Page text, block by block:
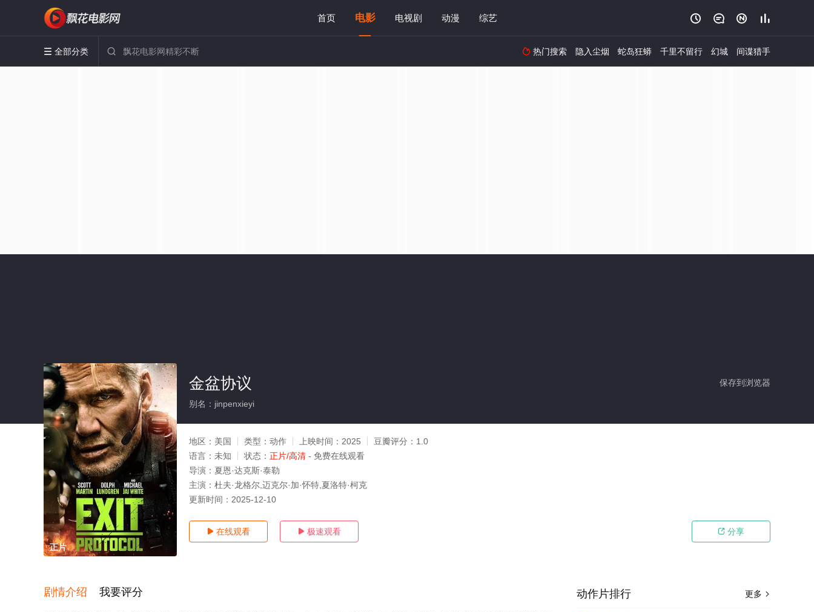
首页 电影 电视剧 动漫 综艺    
 全部分类   热门搜索 隐入尘烟 蛇岛狂蟒 千里不留行 幻城 间谍猎手
正片
保存到浏览器
金盆协议
别名：jinpenxieyi
地区： 美国 类型： 动作 上映时间： 2025 豆瓣评分： 1.0
语言： 未知 状态： 正片/高清 - 免费在线观看
导演： 夏恩·达克斯·泰勒
主演： 杜夫·龙格尔,迈克尔·加·怀特,夏洛特·柯克
更新时间： 2025-12-10
 在线观看  极速观看  分享
剧情介绍 我要评分 更多 
动作片排行